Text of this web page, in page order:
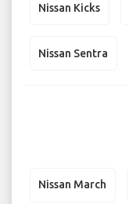
Nissan Kicks
Nissan Sentra
Nissan March